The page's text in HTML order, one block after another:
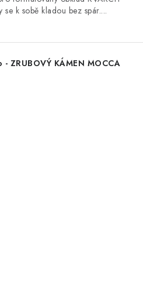
se k sobě kladou bez spár....
ZRUBOVÝ KÁMEN MOCCA